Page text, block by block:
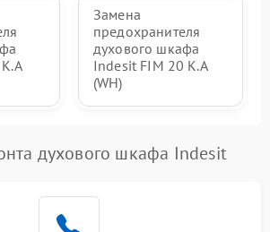
Замена
предохранителя
духового шкафа
Indesit FIM 20 K.A
(WH)
духового шкафа Indesit